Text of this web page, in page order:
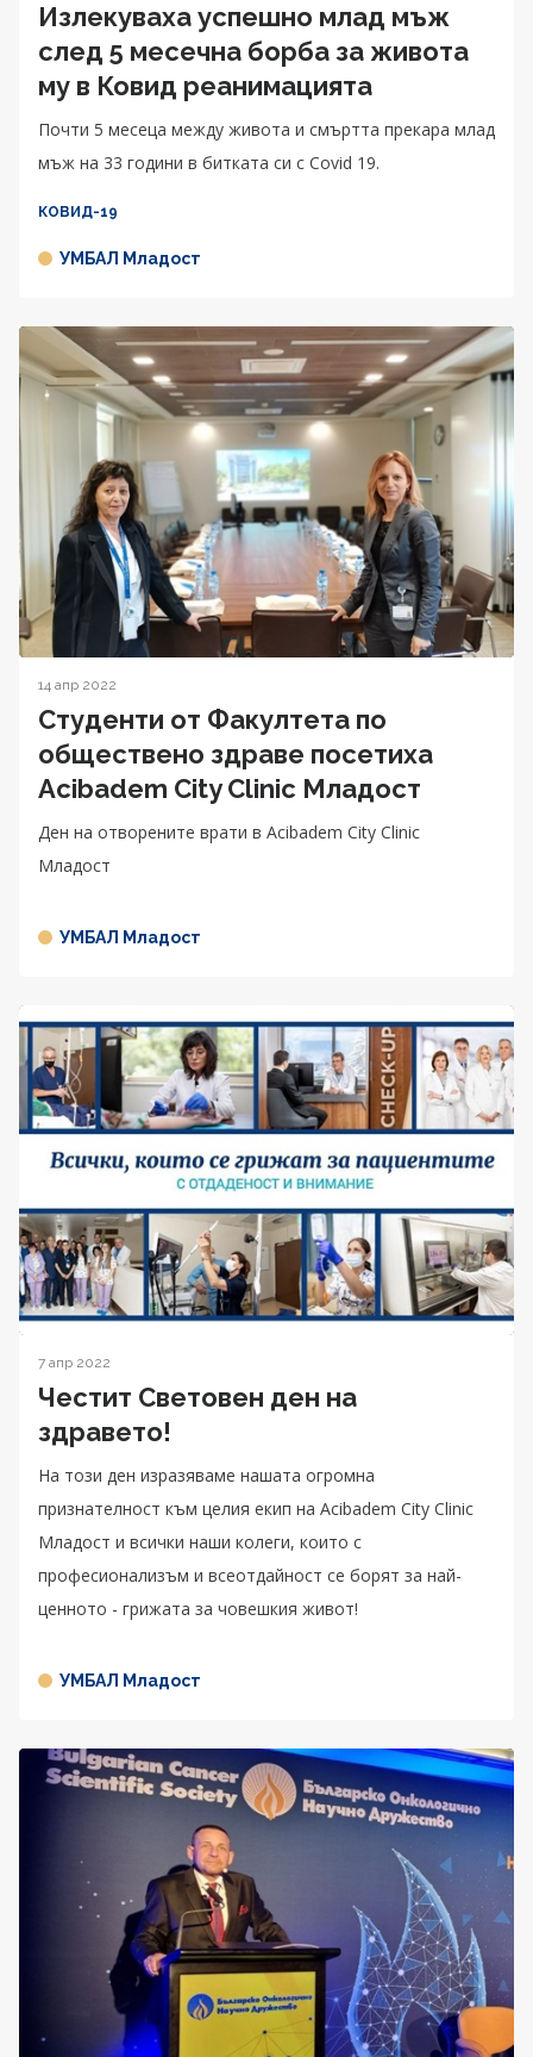
Излекуваха успешно млад мъж
след 5 месечна борба за живота
му в Ковид реанимацията
Почти 5 месеца между живота и смъртта прекара млад
мъж на 33 години в битката си с Covid 19.
КОВИД-19
УМБАЛ Младост
14 апр 2022
Студенти от Факултета по
обществено здраве посетиха
Acibadem City Clinic Младост
Ден на отворените врати в Acibadem City Clinic
Младост
УМБАЛ Младост
7 апр 2022
Честит Световен ден на
здравето!
На този ден изразяваме нашата огромна
признателност към целия екип на Acibadem City Clinic
Младост и всички наши колеги, които с
професионализъм и всеотдайност се борят за най-
ценното - грижата за човешкия живот!
УМБАЛ Младост